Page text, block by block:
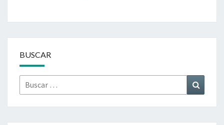
BUSCAR
Buscar
por: